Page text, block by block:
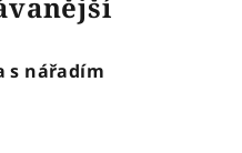
s nářadím